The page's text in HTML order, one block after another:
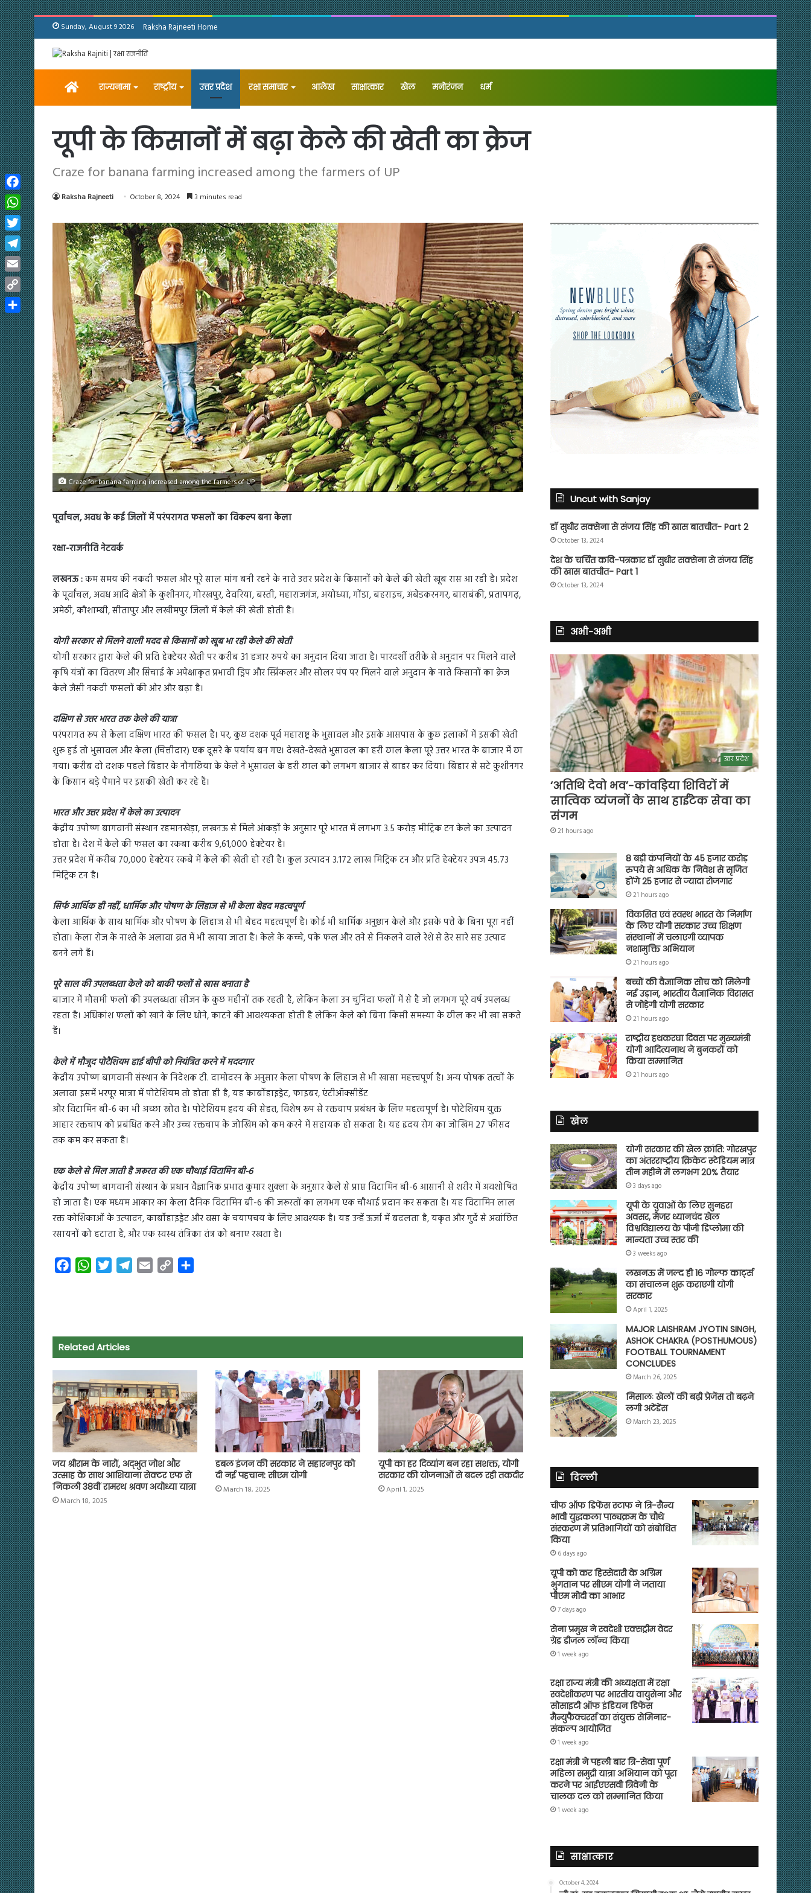
Sunday, August 9 2026 Raksha Rajneeti Home
Homeराज्यनामा राष्ट्रीय उत्तर प्रदेश रक्षा समाचार आलेख ⁠साक्षात्कार खेल मनोरंजन धर्म
यूपी के किसानों में बढ़ा केले की खेती का क्रेज
Craze for banana farming increased among the farmers of UP
Raksha Rajneeti October 8, 2024 3 minutes read
Craze for banana farming increased among the farmers of UP
पूर्वांचल, अवध के कई जिलों में परंपरागत फसलों का विकल्प बना केला
रक्षा-राजनीति नेटवर्क
लखनऊ :कम समय की नकदी फसल और पूरे साल मांग बनी रहने के नाते उत्तर प्रदेश के किसानों को केले की खेती खूब रास आ रही है। प्रदेश
के पूर्वांचल, अवध आदि क्षेत्रों के कुशीनगर, गोरखपुर, देवरिया, बस्ती, महाराजगंज, अयोध्या, गोंडा, बहराइच, अंबेडकरनगर, बाराबंकी, प्रतापगढ़,
अमेठी, कौशाम्बी, सीतापुर और लखीमपुर जिलों में केले की खेती होती है।
योगी सरकार से मिलने वाली मदद से किसानों को खूब भा रही केले की खेती
योगी सरकार द्वारा केले की प्रति हेक्टेयर खेती पर करीब 31 हजार रुपये का अनुदान दिया जाता है। पारदर्शी तरीके से अनुदान पर मिलने वाले
कृषि यंत्रों का वितरण और सिंचाई के अपेक्षाकृत प्रभावी ड्रिप और स्प्रिंकलर और सोलर पंप पर मिलने वाले अनुदान के नाते किसानों का क्रेज
केले जैसी नकदी फसलों की ओर और बढ़ा है।
दक्षिण से उत्तर भारत तक केले की यात्रा
परंपरागत रूप से केला दक्षिण भारत की फसल है। पर, कुछ दशक पूर्व महाराष्ट्र के भुसावल और इसके आसपास के कुछ इलाकों में इसकी खेती
शुरू हुई तो भुसावल और केला (चित्तीदार) एक दूसरे के पर्याय बन गए। देखते-देखते भुसावल का हरी छाल केला पूरे उत्तर भारत के बाजार में छा
गया। करीब दो दशक पहले बिहार के नौगछिया के केले ने भुसावल के हरी छाल को लगभग बाजार से बाहर कर दिया। बिहार से सटे कुशीनगर
के किसान बड़े पैमाने पर इसकी खेती कर रहे हैं।
भारत और उत्तर प्रदेश में केले का उत्पादन
केंद्रीय उपोष्ण बागवानी संस्थान रहमानखेड़ा, लखनऊ से मिले आंकड़ों के अनुसार पूरे भारत में लगभग 3.5 करोड़ मीट्रिक टन केले का उत्पादन
होता है। देश में केले की फसल का रकबा करीब 9,61,000 हेक्टेयर है।
उत्तर प्रदेश में करीब 70,000 हेक्टेयर रकबे में केले की खेती हो रही है। कुल उत्पादन 3.172 लाख मिट्रिक टन और प्रति हेक्टेयर उपज 45.73
मिट्रिक टन है।
सिर्फ आर्थिक ही नहीं, धार्मिक और पोषण के लिहाज से भी केला बेहद महत्वपूर्ण
केला आर्थिक के साथ धार्मिक और पोषण के लिहाज से भी बेहद महत्वपूर्ण है। कोई भी धार्मिक अनुष्ठान केले और इसके पत्ते के बिना पूरा नहीं
होता। केला रोज के नाश्ते के अलावा व्रत में भी खाया जाता है। केले के कच्चे, पके फल और तने से निकलने वाले रेशे से ढेर सारे सह उत्पाद
बनने लगे हैं।
पूरे साल की उपलब्धता केले को बाकी फलों से खास बनाता है
बाजार में मौसमी फलों की उपलब्धता सीजन के कुछ महीनों तक रहती है, लेकिन केला उन चुनिंदा फलों में से है जो लगभग पूरे वर्ष उपलब्ध
रहता है। अधिकांश फलों को खाने के लिए धोने, काटने की आवश्यकता होती है लेकिन केले को बिना किसी समस्या के छील कर भी खा सकते
हैं।
केले में मौजूद पोटैशियम हाई बीपी को नियंत्रित करने में मददगार
केंद्रीय उपोष्ण बागवानी संस्थान के निदेशक टी. दामोदरन के अनुसार केला पोषण के लिहाज से भी खासा महत्त्वपूर्ण है। अन्य पोषक तत्वों के
अलावा इसमें भरपूर मात्रा में पोटेशियम तो होता ही है, यह कार्बोहाइड्रेट, फाइबर, एंटीऑक्सीडेंट
और विटामिन बी-6 का भी अच्छा स्रोत है। पोटेशियम हृदय की सेहत, विशेष रूप से रक्तचाप प्रबंधन के लिए महत्वपूर्ण है। पोटेशियम युक्त
आहार रक्तचाप को प्रबंधित करने और उच्च रक्तचाप के जोखिम को कम करने में सहायक हो सकता है। यह हृदय रोग का जोखिम 27 फीसद
तक कम कर सकता है।
एक केले से मिल जाती है जरूरत की एक चौथाई विटामिन बी-6
केंद्रीय उपोष्ण बागवानी संस्थान के प्रधान वैज्ञानिक प्रभात कुमार शुक्ला के अनुसार केले से प्राप्त विटामिन बी-6 आसानी से शरीर में अवशोषित
हो जाता है। एक मध्यम आकार का केला दैनिक विटामिन बी-6 की जरूरतों का लगभग एक चौथाई प्रदान कर सकता है। यह विटामिन लाल
रक्त कोशिकाओं के उत्पादन, कार्बोहाइड्रेट और वसा के चयापचय के लिए आवश्यक है। यह उन्हें ऊर्जा में बदलता है, यकृत और गुर्दे से अवांछित
रसायनों को हटाता है, और एक स्वस्थ तंत्रिका तंत्र को बनाए रखता है।
o
o
k
W
A
p
p
e
r
a
m
n
k
Related Articles
जय श्रीराम के नारों, अद्भुत जोश और
उत्साह के साथ आशियाना सेक्टर एफ से
निकली 38वीं रामरथ श्रवण अयोध्या यात्रा
March 18, 2025
डबल इंजन की सरकार ने सहारनपुर को
दी नई पहचान: सीएम योगी
March 18, 2025
यूपी का हर दिव्यांग बन रहा सशक्त, योगी
सरकार की योजनाओं से बदल रही तकदीर
April 1, 2025
Uncut with Sanjay
डॉ सुधीर सक्सेना से संजय सिंह की खास बातचीत- Part 2
October 13, 2024
देश के चर्चित कवि-पत्रकार डॉ सुधीर सक्सेना से संजय सिंह
की खास बातचीत- Part 1
October 13, 2024
अभी-अभी
उत्तर प्रदेश
‘अतिथि देवो भव’-कांवड़िया शिविरों में
सात्विक व्यंजनों के साथ हाईटेक सेवा का
संगम
21 hours ago
8 बड़ी कंपनियों के 45 हजार करोड़
रुपये से अधिक के निवेश से सृजित
होंगे 25 हजार से ज्यादा रोजगार
21 hours ago
विकसित एवं स्वस्थ भारत के निर्माण
के लिए योगी सरकार उच्च शिक्षण
संस्थानों में चलाएगी व्यापक
नशामुक्ति अभियान
21 hours ago
बच्चों की वैज्ञानिक सोच को मिलेगी
नई उड़ान, भारतीय वैज्ञानिक विरासत
से जोड़ेगी योगी सरकार
21 hours ago
राष्ट्रीय हथकरघा दिवस पर मुख्यमंत्री
योगी आदित्यनाथ ने बुनकरों को
किया सम्मानित
21 hours ago
खेल
योगी सरकार की खेल क्रांति: गोरखपुर
का अंतरराष्ट्रीय क्रिकेट स्टेडियम मात्र
तीन महीने में लगभग 20% तैयार
3 days ago
यूपी के युवाओं के लिए सुनहरा
अवसर, मेजर ध्यानचंद खेल
विश्वविद्यालय के पीजी डिप्लोमा की
मान्यता उच्च स्तर की
3 weeks ago
लखनऊ में जल्द ही 16 गोल्फ कार्ट्स
का संचालन शुरू कराएगी योगी
सरकार
April 1, 2025
MAJOR LAISHRAM JYOTIN SINGH,
ASHOK CHAKRA (POSTHUMOUS)
FOOTBALL TOURNAMENT
CONCLUDES
March 26, 2025
मिसालः खेलों की बढ़ी प्रेजेंस तो बढ़ने
लगी अटेंडेंस
March 23, 2025
दिल्ली
चीफ ऑफ डिफेंस स्टाफ ने त्रि-सैन्य
भावी युद्धकला पाठ्यक्रम के चौथे
संस्करण में प्रतिभागियों को संबोधित
किया
6 days ago
यूपी को कर हिस्सेदारी के अग्रिम
भुगतान पर सीएम योगी ने जताया
पीएम मोदी का आभार
7 days ago
सेना प्रमुख ने स्वदेशी एक्सट्रीम वेदर
ग्रेड डीजल लॉन्च किया
1 week ago
रक्षा राज्य मंत्री की अध्यक्षता में रक्षा
स्वदेशीकरण पर भारतीय वायुसेना और
सोसाइटी ऑफ इंडियन डिफेंस
मैन्युफैक्चरर्स का संयुक्त सेमिनार-
संकल्प आयोजित
1 week ago
रक्षा मंत्री ने पहली बार त्रि-सेवा पूर्ण
महिला समुद्री यात्रा अभियान को पूरा
करने पर आईएएसवी त्रिवेनी के
चालक दल को सम्मानित किया
1 week ago
साक्षात्कार
October 4, 2024
Facebook
WhatsApp
Twitter
Telegram
Email
Copy
Link
Share